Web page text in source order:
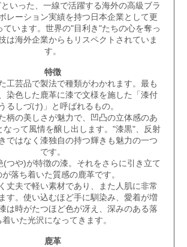
いった、一線で活躍する海外の高級ブラ
レーション実績を持つ日本企業として更
ています。世界の"目利き"たちの心を奪っ
は海外企業からもリスペクトされていま
す。
特徴
工芸品で製法で種類がわかれます。最も
染色した鹿革に漆で文様を施した「漆付
るしづけ)」と呼ばれるもの。
柄の美しさが魅力で、凹凸の立体感のあ
なって風情を醸し出します。"漆黒"、反射
ではなく漆独自の持つ輝きも魅力の一つ
です。
(つや)が特徴の漆。それをさらに引き立て
が落ち着いた質感の鹿革です。
丈夫で軽い素材であり、また人肌に非常
す。使い込むほど手に馴染み、愛着が増
は時がたつほど色が冴え、深みのある落
着いた光沢になってきます。
鹿革